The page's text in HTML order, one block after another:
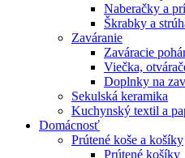
Naberačky a
Škrabky a
Zaváranie
Zaváracie
Viečka,
Doplnky na
Sekulská keramika
Kuchynský textil a
Domácnosť
Prútené koše a košíky
Prútené košíky